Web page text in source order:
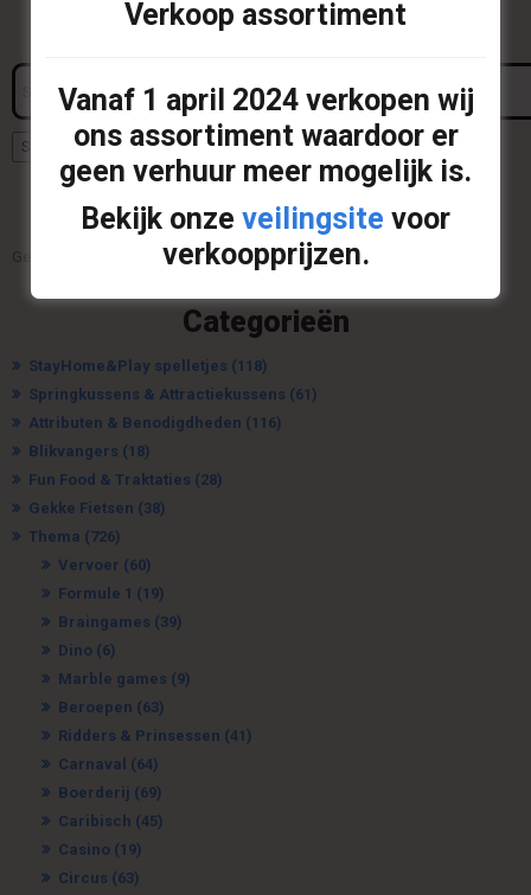
Search
Search
Uw offerte
Geen producten op de offerte.
Categorieën
StayHome&Play spelletjes (118)
Springkussens & Attractiekussens (61)
Attributen & Benodigdheden (116)
Blikvangers (18)
Fun Food & Traktaties (28)
Gekke Fietsen (38)
Thema (726)
Vervoer (60)
Formule 1 (19)
Braingames (39)
Dino (6)
Marble games (9)
Beroepen (63)
Ridders & Prinsessen (41)
Carnaval (64)
Boerderij (69)
Caribisch (45)
Casino (19)
Circus (63)
Verkoop assortiment
Vanaf 1 april 2024verkopen wij
ons assortiment waardoor er
geen verhuur meer mogelijk is.
Bekijk onze veilingsite voor
verkoopprijzen.